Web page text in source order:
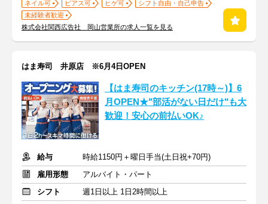
ネイル可 ピアス可 ヒゲ可
シフト自由・自己申告
未経験者歓迎
株式会社関西広告社 岡山営業所の求人一覧を見る
はま寿司 井原店 ※6月4日OPEN
【はま寿司のキッチン(17時～)】6
月OPEN★"部活がない日だけ"も大
歓迎！安心の前払いOK♪
給与
時給1150円＋曜日手当(土日祝+70円)
雇用形態
アルバイト・パート
シフト
週1日以上 1日2時間以上